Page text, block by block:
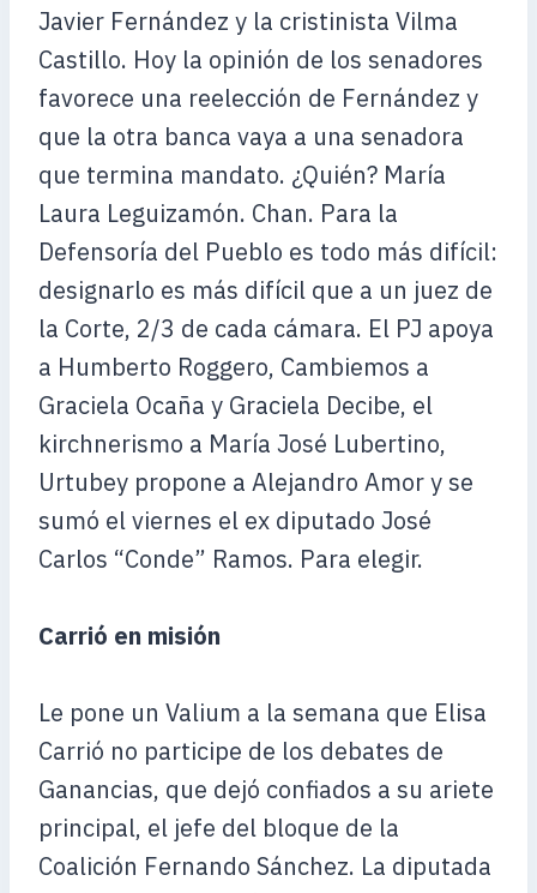
Javier Fernández y la cristinista Vilma
Castillo. Hoy la opinión de los senadores
favorece una reelección de Fernández y
que la otra banca vaya a una senadora
que termina mandato. ¿Quién? María
Laura Leguizamón. Chan. Para la
Defensoría del Pueblo es todo más difícil:
designarlo es más difícil que a un juez de
la Corte, 2/3 de cada cámara. El PJ apoya
a Humberto Roggero, Cambiemos a
Graciela Ocaña y Graciela Decibe, el
kirchnerismo a María José Lubertino,
Urtubey propone a Alejandro Amor y se
sumó el viernes el ex diputado José
Carlos “Conde” Ramos. Para elegir.
Carrió en misión
Le pone un Valium a la semana que Elisa
Carrió no participe de los debates de
Ganancias, que dejó confiados a su ariete
principal, el jefe del bloque de la
Coalición Fernando Sánchez. La diputada